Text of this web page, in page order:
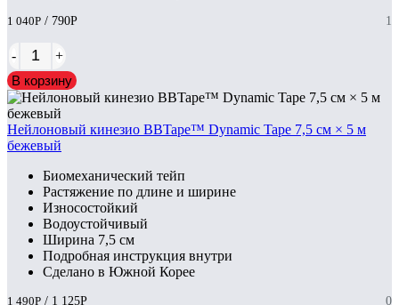
1 040Р / 790Р 1
-
+
В корзину
Нейлоновый кинезио BBTape™ Dynamic Tape 7,5 см × 5 м
бежевый
Биомеханический тейп
Растяжение по длине и ширине
Износостойкий
Водоустойчивый
Ширина 7,5 см
Подробная инструкция внутри
Сделано в Южной Корее
1 490Р / 1 125Р 0